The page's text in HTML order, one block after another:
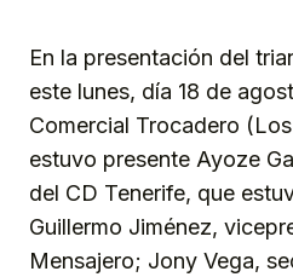
En la presentación del
este lunes, día 18 de
Comercial Trocadero
estuvo presente Ayoze
del CD Tenerife, que
Guillermo Jiménez,
Mensajero; Jony Vega,